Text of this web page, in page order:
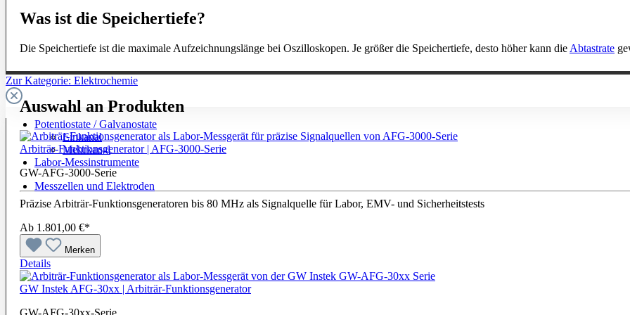
Zur Kategorie: Elektrochemie
Potentiostate / Galvanostate
Einkanal
Mehrkanal
Labor-Messinstrumente
Messzellen und Elektroden
Was ist die Speichertiefe?
Die Speichertiefe ist die maximale Aufzeichnungslänge bei Oszilloskopen. Je größer die Speichertiefe, desto höher kann die Abtastrate
Auswahl an Produkten
Arbiträr-Funktionsgenerator | AFG-3000-Serie
GW-AFG-3000-Serie
Präzise Arbiträr-Funktionsgeneratoren bis 80 MHz als Signalquelle für Labor, EMV- und Sicherheitstests
Ab 1.801,00 €*
Merken
Details
GW Instek AFG-30xx | Arbiträr-Funktionsgenerator
GW-AFG-30xx-Serie